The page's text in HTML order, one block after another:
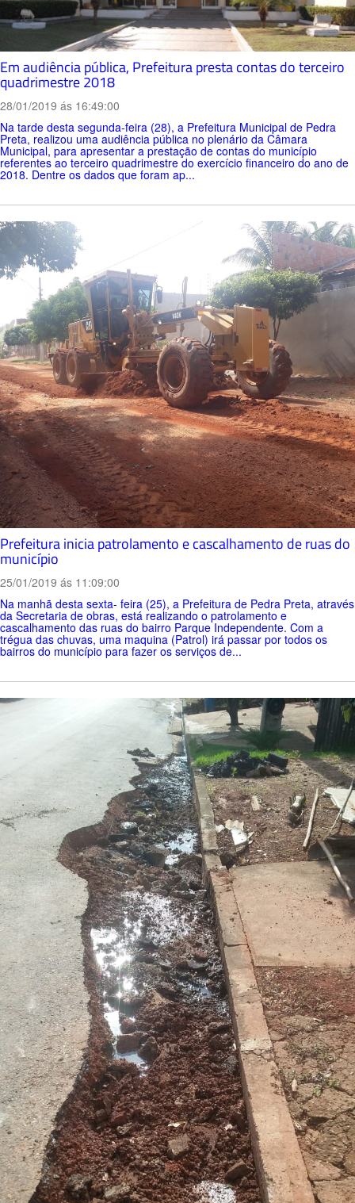
Em audiência pública, Prefeitura presta contas do terceiro
quadrimestre 2018
28/01/2019 ás 16:49:00
Na tarde desta segunda-feira (28), a Prefeitura Municipal de Pedra
Preta, realizou uma audiência pública no plenário da Câmara
Municipal, para apresentar a prestação de contas do município
referentes ao terceiro quadrimestre do exercício financeiro do ano de
2018. Dentre os dados que foram ap...
Prefeitura inicia patrolamento e cascalhamento de ruas do
município
25/01/2019 ás 11:09:00
Na manhã desta sexta- feira (25), a Prefeitura de Pedra Preta, através
da Secretaria de obras, está realizando o patrolamento e
cascalhamento das ruas do bairro Parque Independente. Com a
trégua das chuvas, uma maquina (Patrol) irá passar por todos os
bairros do município para fazer os serviços de...